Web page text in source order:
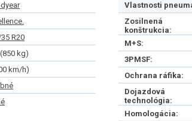
R20
kg)
km/h)
Vlastnosti
Zosilnená
konštrukcia:
M+S:
3PMSF:
Ochrana ráfika:
Dojazdová
technológia:
Homologácia: